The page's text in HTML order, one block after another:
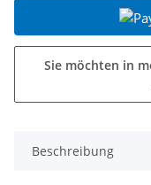
Sie möchten in
Beschreibung